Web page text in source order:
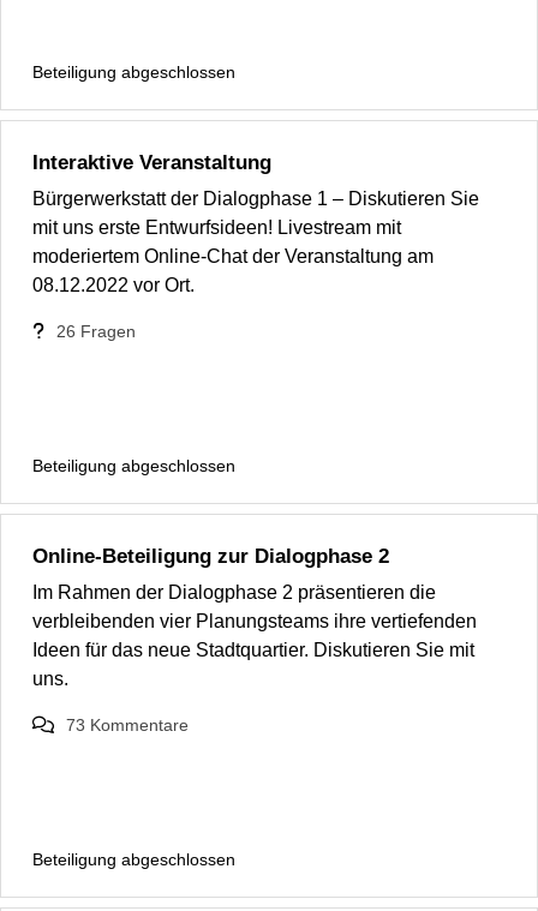
Beteiligung abgeschlossen
Interaktive Veranstaltung
Bürgerwerkstatt der Dialogphase 1 – Diskutieren Sie
mit uns erste Entwurfsideen! Livestream mit
moderiertem Online-Chat der Veranstaltung am
08.12.2022 vor Ort.
26 Fragen
Beteiligung abgeschlossen
Online-Beteiligung zur Dialogphase 2
Im Rahmen der Dialogphase 2 präsentieren die
verbleibenden vier Planungsteams ihre vertiefenden
Ideen für das neue Stadtquartier. Diskutieren Sie mit
uns.
73 Kommentare
Beteiligung abgeschlossen